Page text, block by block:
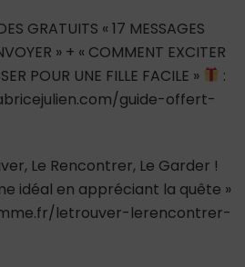
GRATUITS « 17 MESSAGES
» + « COMMENT EXCITER
POUR UNE FILLE FACILE »
:
guide-offert-
Le Rencontrer, Le Garder !
idéal en appréciant la quête »
letrouver-lerencontrer-